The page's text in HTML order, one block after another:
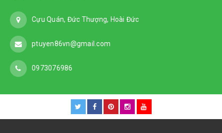
Cựu Quán, Đức Thượng, Hoài Đức
ptuyen86vn@gmail.com
0973076986